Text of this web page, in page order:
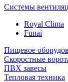
Системы
Royal Clima
Funai
Пищевое
Скоростные
ПВХ завесы
Тепловая техника